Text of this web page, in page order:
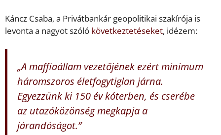
Káncz Csaba, a Privátbankár geopolitikai szakírója is
levonta a nagyot szóló következtetéseket, idézem:
„A maffiaállam vezetőjének ezért minimum
háromszoros életfogytiglan járna.
Egyezzünk ki 150 év kóterben, és cserébe
az utazóközönség megkapja a
járandóságot.”